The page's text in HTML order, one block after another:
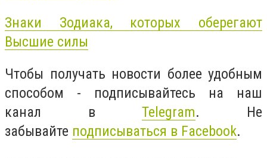
Знаки Зодиака, которых оберегают
Высшие силы
Чтобы получать новости более удобным
способом - подписывайтесь на наш
канал вTelegram. Не
забывайте подписываться в Facebook.